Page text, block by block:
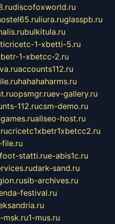
discofoxworld.ru
liura.ruglasspb.ru
bulkitula.ru
1-xbetti-5.ru
1-xbetcc-2.ru
accounts112.ru
hahahaharms.ru
opsmgr.ruev-gallery.ru
112.rucsm-demo.ru
allseo-host.ru
cricetc1xbetr1xbetcc2.ru
statti.rue-abis1c.ru
dark-sand.ru
sib-archives.ru
festival.ru
msk.ru1-mus.ru